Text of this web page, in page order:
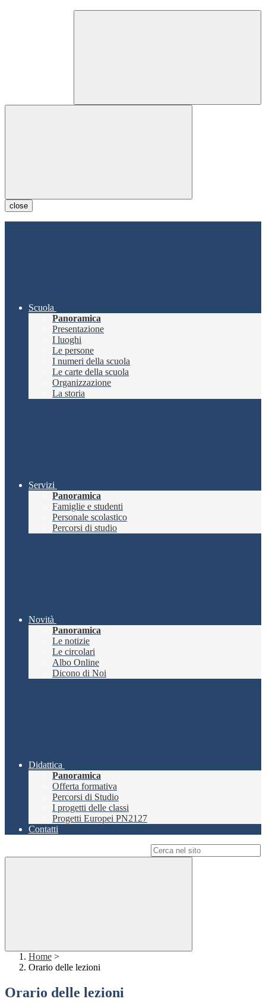
close
Scuola
Panoramica
Presentazione
I luoghi
Le persone
I numeri della scuola
Le carte della scuola
Organizzazione
La storia
Servizi
Panoramica
Famiglie e studenti
Personale scolastico
Percorsi di studio
Novità
Panoramica
Le notizie
Le circolari
Albo Online
Dicono di Noi
Didattica
Panoramica
Offerta formativa
Percorsi di Studio
I progetti delle classi
Progetti Europei PN2127
Contatti
Home >
Orario delle lezioni
Orario delle lezioni